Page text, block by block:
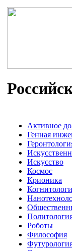
Активное
Генная
Искусство
Космос
Крионика
Роботы
Философия